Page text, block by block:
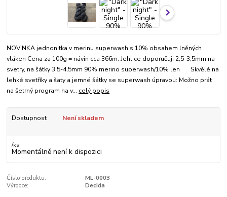
NOVINKA jednonitka v merinu superwash s 10% obsahem lněných
vláken Cena za 100g = návin cca 366m. Jehlice doporučuji 2,5-3,5mm na
svetry, na šátky 3,5-4,5mm 90% merino superwash/10% len Skvělé na
lehké svetříky a šaty a jemné šátky se superwash úpravou: Možno prát
na šetrný program na v... celý popis
Dostupnost Není skladem
/ks
Momentálně není k dispozici
Číslo produktu:
ML-0003
Výrobce:
Decida